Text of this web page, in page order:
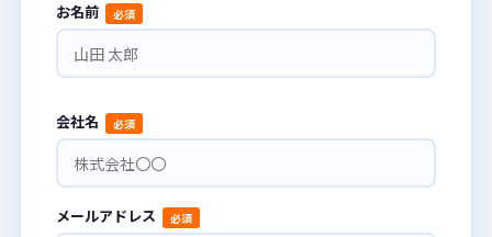
お名前 必須
会社名 必須
メールアドレス 必須